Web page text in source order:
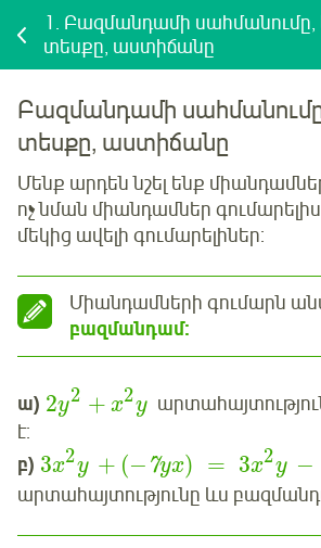
1. Բազմանդամի սահմանումը,
տեսքը, աստիճանը
Բազմանդամի
տեսքը, աստիճանը
Մենք արդեն նշել ենք
ոչ նման միանդամներ
մեկից ավելի գումարելիներ:
Միանդամների գումարն
բազմանդամ:
ա) 2y2 + x2y
է:
բ) 3x2y + (− 7yx) = 3x2y −
արտահայտությունը ևս